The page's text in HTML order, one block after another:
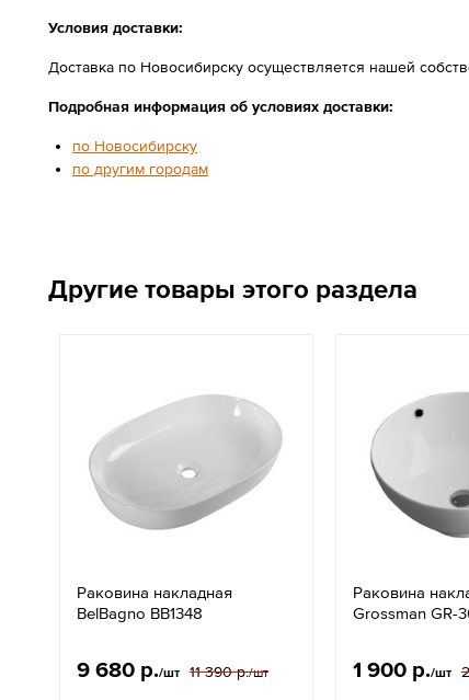
Условия доставки:
Доставка по Новосибирску осуществляется нашей
Подробная информация об условиях доставки:
по Новосибирску
по другим городам
Другие товары этого раздела
Раковина накладная
BelBagno BB1348
9 680 р./шт 11 390 р./шт
Раковина
Grossman GR-
1 900 р./шт